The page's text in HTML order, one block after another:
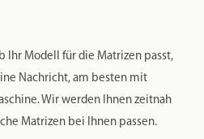
Ihr Modell für die Matrizen passt,
Nachricht, am besten mit
Wir werden Ihnen zeitnah
Matrizen bei Ihnen passen.